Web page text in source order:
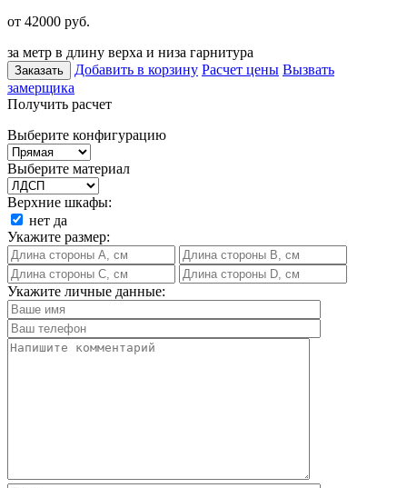
от 42000 руб.
за метр в длину верха и низа гарнитура
Заказать Добавить в корзину Расчет цены Вызвать
замерщика
Получить расчет
Выберите конфигурацию
Выберите материал
Верхние шкафы:
нет да
Укажите размер:
Укажите личные данные: